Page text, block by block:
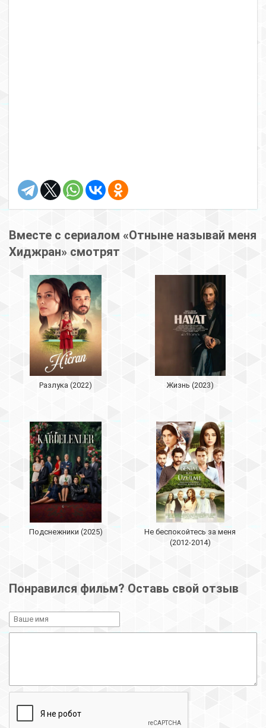
Вместе с сериалом «Отныне называй меня
Хиджран» смотрят
Разлука (2022) Жизнь (2023)
Подснежники (2025)
Не беспокойтесь за меня
(2012-2014)
Понравился фильм? Оставь свой отзыв